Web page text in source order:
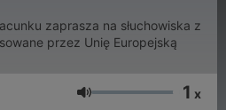
zaprasza na słuchowiska z
przez Unię Europejską
Głośność 1 x